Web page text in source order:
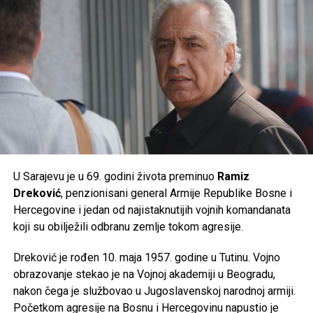
donijeti ekstremne ljetne vrućine kakve se rijetko bilježe.
Share
Share
U Sarajevu je u 69. godini života preminuo Ramiz
Dreković, penzionisani general Armije Republike Bosne i
Hercegovine i jedan od najistaknutijih vojnih komandanata
koji su obilježili odbranu zemlje tokom agresije.
Dreković je rođen 10. maja 1957. godine u Tutinu. Vojno
obrazovanje stekao je na Vojnoj akademiji u Beogradu,
nakon čega je službovao u Jugoslavenskoj narodnoj armiji.
Početkom agresije na Bosnu i Hercegovinu napustio je